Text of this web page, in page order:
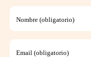
Nombre (obligatorio)
Email (obligatorio)